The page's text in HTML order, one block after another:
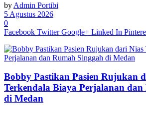
by Admin Portibi
5 Agustus 2026
0
Facebook Twitter Google+ Linked In
Bobby Pastikan Pasien Rujukan
Terkendala Biaya Perjalanan
di Medan